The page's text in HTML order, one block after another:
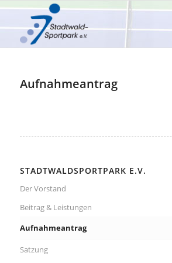
Aufnahmeantrag
STADTWALDSPORTPARK E.V.
Der Vorstand
Beitrag & Leistungen
Aufnahmeantrag
Satzung